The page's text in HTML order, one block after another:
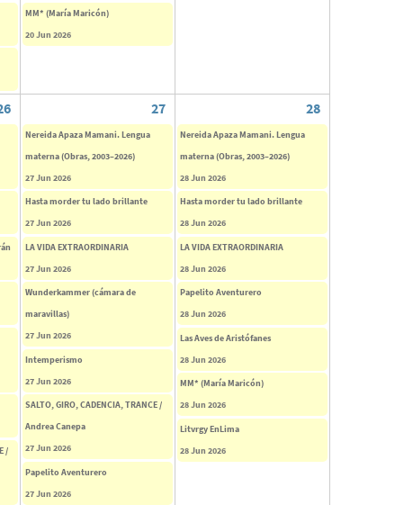
MM* (María Maricón)
20 Jun 2026
27 28
/
Nereida Apaza Mamani. Lengua
materna (Obras, 2003–2026)
27 Jun 2026
Hasta morder tu lado brillante
27 Jun 2026
LA VIDA EXTRAORDINARIA
27 Jun 2026
Wunderkammer (cámara de
maravillas)
27 Jun 2026
Intemperismo
27 Jun 2026
SALTO, GIRO, CADENCIA, TRANCE /
Andrea Canepa
27 Jun 2026
Papelito Aventurero
27 Jun 2026
Nereida Apaza Mamani. Lengua
materna (Obras, 2003–2026)
28 Jun 2026
Hasta morder tu lado brillante
28 Jun 2026
LA VIDA EXTRAORDINARIA
28 Jun 2026
Papelito Aventurero
28 Jun 2026
Las Aves de Aristófanes
28 Jun 2026
MM* (María Maricón)
28 Jun 2026
Litvrgy EnLima
28 Jun 2026